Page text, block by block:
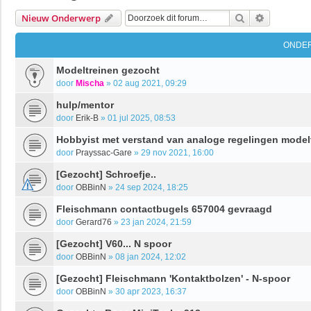
Nieuw Onderwerp Zoek
Modeltreinen gezocht
door Mischa » 02 aug 2021, 09:29
hulp/mentor
door Erik-B » 01 jul 2025, 08:53
Hobbyist met verstand van analoge regelingen
door Prayssac-Gare » 29 nov 2021, 16:00
[Gezocht] Schroefje..
door OBBinN » 24 sep 2024, 18:25
Fleischmann contactbugels 657004 gevraagd
door Gerard76 » 23 jan 2024, 21:59
[Gezocht] V60... N spoor
door OBBinN » 08 jan 2024, 12:02
[Gezocht] Fleischmann 'Kontaktbolzen' - N-spoor
door OBBinN » 30 apr 2023, 16:37